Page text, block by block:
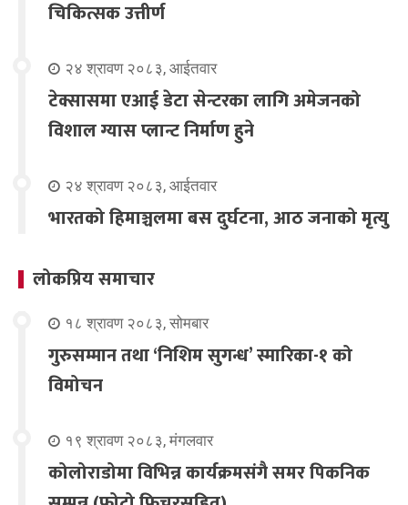
चिकित्सक उत्तीर्ण
२४ श्रावण २०८३, आईतवार
टेक्सासमा एआई डेटा सेन्टरका लागि अमेजनको
विशाल ग्यास प्लान्ट निर्माण हुने
२४ श्रावण २०८३, आईतवार
भारतको हिमाञ्चलमा बस दुर्घटना, आठ जनाको मृत्यु
लोकप्रिय समाचार
१८ श्रावण २०८३, सोमबार
गुरुसम्मान तथा ‘निशिम सुगन्ध’ स्मारिका-१ को
विमोचन
१९ श्रावण २०८३, मंगलवार
कोलोराडोमा विभिन्न कार्यक्रमसंगै समर पिकनिक